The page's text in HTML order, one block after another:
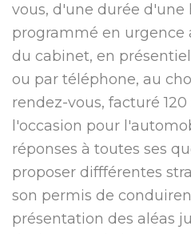
vous, d'une durée d'une
programmé en urgence
du cabinet, en
ou par téléphone, au
rendez-vous, facturé
l'occasion pour
réponses à toutes ses
proposer diffférentes
son permis de
présentation des aléas